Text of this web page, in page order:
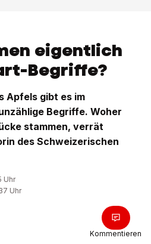
eigentlich
Begriffe?
Apfels gibt es im
Begriffe. Woher
stammen, verrät
des Schweizerischen
Uhr
Uhr
Kommentieren